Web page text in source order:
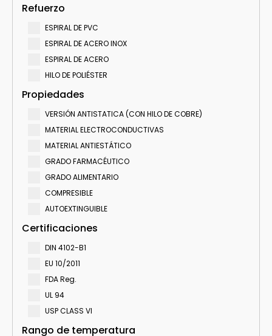
Refuerzo
ESPIRAL DE PVC
ESPIRAL DE ACERO INOX
ESPIRAL DE ACERO
HILO DE POLIÉSTER
Propiedades
VERSIÓN ANTISTATICA (CON HILO DE COBRE)
MATERIAL ELECTROCONDUCTIVAS
MATERIAL ANTIESTÁTICO
GRADO FARMACÉUTICO
GRADO ALIMENTARIO
COMPRESIBLE
AUTOEXTINGUIBLE
Certificaciones
DIN 4102-B1
EU 10/2011
FDA Reg.
UL 94
USP CLASS VI
Rango de temperatura